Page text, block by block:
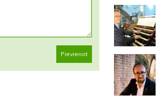
Pievienot